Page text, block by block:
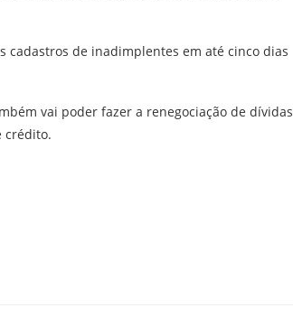
cadastros de inadimplentes em até cinco dias
vai poder fazer a renegociação de dívidas
crédito.